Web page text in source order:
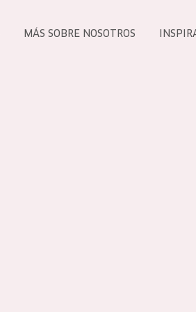
MÁS SOBRE NOSOTROS